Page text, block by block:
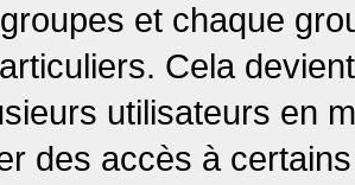
et chaque
Cela
utilisateurs en
des accès à